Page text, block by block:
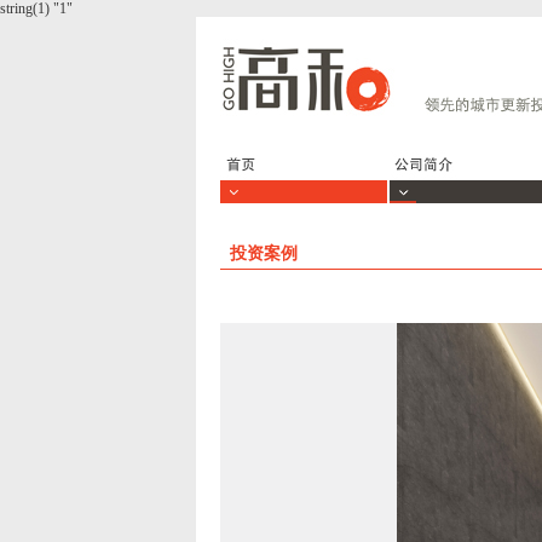
string(1) "1"
投资案例